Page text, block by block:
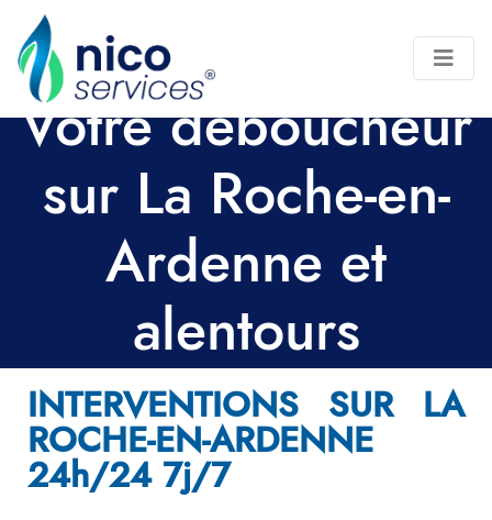
Votre déboucheur
sur La Roche-en-
Ardenne et
alentours
INTERVENTIONS SUR LA
ROCHE-EN-ARDENNE
24h/24 7j/7